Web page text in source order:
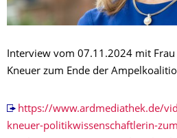
Interview vom 07.11.2024 mit
Kneuer zum Ende der
https://www.ardmediathek.de/
kneuer-politikwissenschaftlerin-